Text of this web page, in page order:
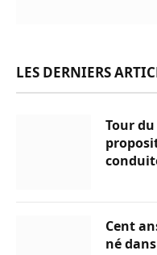
LES DERNIERS
Tour
Cent
né